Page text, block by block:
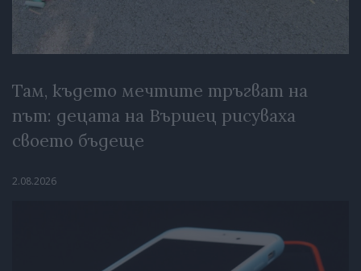
Там, където мечтите тръгват на
път: децата на Вършец рисуваха
своето бъдеще
2.08.2026